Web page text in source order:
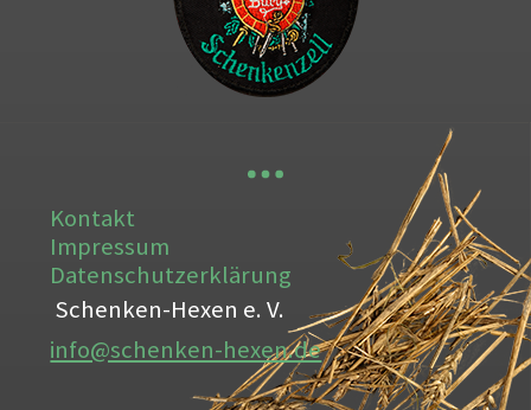
Kontakt
Impressum
Datenschutzerklärung
Schenken-Hexen e. V.
info@schenken-hexen.de